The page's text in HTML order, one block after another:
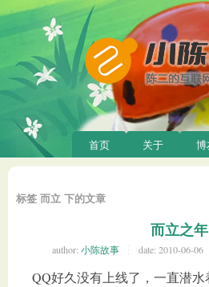
首页 关于 博
标签 而立 下的文章
而立之年
author: 小陈故事 date: 2010-06-06
QQ好久没有上线了，一直潜水